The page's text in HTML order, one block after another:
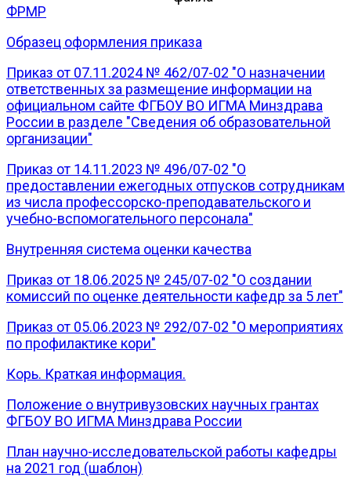
ФРМР
Образец оформления приказа
Приказ от 07.11.2024 № 462/07-02 "О назначении
ответственных за размещение информации на
официальном сайте ФГБОУ ВО ИГМА Минздрава
России в разделе "Сведения об образовательной
организации"
Приказ от 14.11.2023 № 496/07-02 "О
предоставлении ежегодных отпусков сотрудникам
из числа профессорско-преподавательского и
учебно-вспомогательного персонала"
Внутренняя система оценки качества
Приказ от 18.06.2025 № 245/07-02 "О создании
комиссий по оценке деятельности кафедр за 5 лет"
Приказ от 05.06.2023 № 292/07-02 "О мероприятиях
по профилактике кори"
Корь. Краткая информация.
Положение о внутривузовских научных грантах
ФГБОУ ВО ИГМА Минздрава России
План научно-исследовательской работы кафедры
на 2021 год (шаблон)